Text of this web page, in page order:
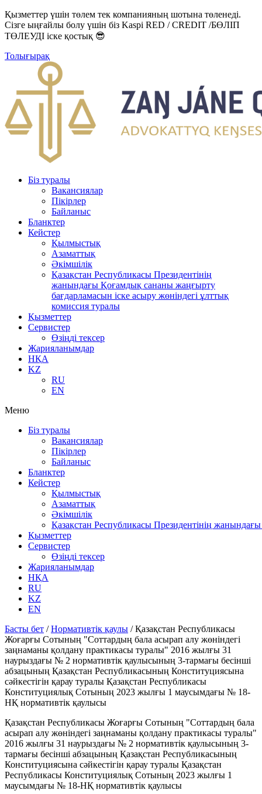
Қызметтер үшін төлем тек компанияның шотына төленеді.
Сізге ыңғайлы болу үшін біз Kaspi RED / CREDIT /БӨЛІП
ТӨЛЕУДІ іске қостық 😎
Толығырақ
Біз туралы
Вакансиялар
Пікірлер
Байланыс
Бланктер
Кейстер
Қылмыстық
Азаматтық
Әкімшілік
Қазақстан Республикасы Президентінің
жанындағы Қоғамдық сананы жаңғырту
бағдарламасын іске асыру жөніндегі ұлттық
комиссия туралы
Қызметтер
Сервистер
Өзіңді тексер
Жарияланымдар
НҚА
KZ
RU
EN
Меню
Біз туралы
Вакансиялар
Пікірлер
Байланыс
Бланктер
Кейстер
Қылмыстық
Азаматтық
Әкімшілік
Қазақстан Республикасы Президентінің
Қызметтер
Сервистер
Өзіңді тексер
Жарияланымдар
НҚА
RU
KZ
EN
Басты бет /Нормативтік қаулы /Қазақстан Республикасы
Жоғарғы Сотының "Соттардың бала асырап алу жөніндегі
заңнаманы қолдану практикасы туралы" 2016 жылғы 31
наурыздағы № 2 нормативтік қаулысының 3-тармағы бесінші
абзацының Қазақстан Республикасының Конституциясына
сәйкестігін қарау туралы Қазақстан Республикасы
Конституциялық Сотының 2023 жылғы 1 маусымдағы № 18-
НҚ нормативтік қаулысы
Қазақстан Республикасы Жоғарғы Сотының "Соттардың бала
асырап алу жөніндегі заңнаманы қолдану практикасы туралы"
2016 жылғы 31 наурыздағы № 2 нормативтік қаулысының 3-
тармағы бесінші абзацының Қазақстан Республикасының
Конституциясына сәйкестігін қарау туралы Қазақстан
Республикасы Конституциялық Сотының 2023 жылғы 1
маусымдағы № 18-НҚ нормативтік қаулысы